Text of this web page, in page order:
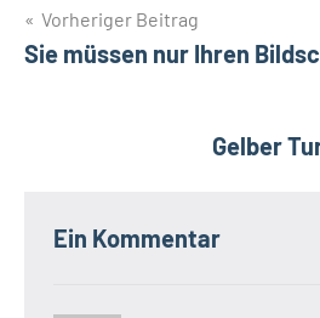
Beitragsnavigation
Vorheriger Beitrag
Sie müssen nur Ihren
Gelber
Ein Kommentar